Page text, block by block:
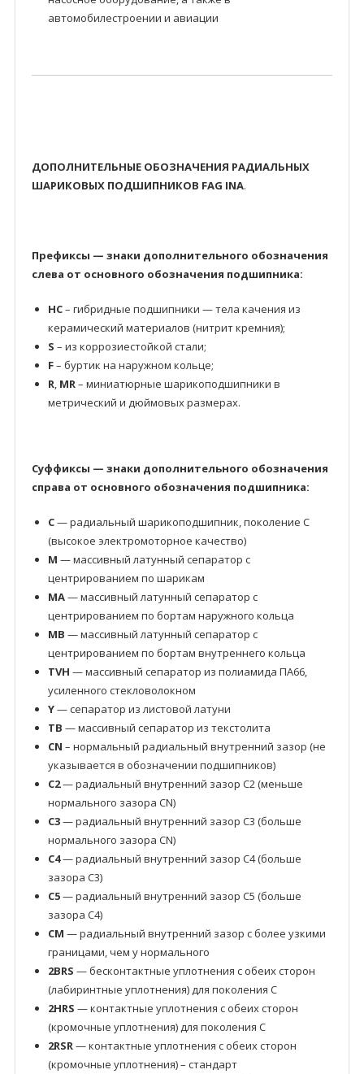
автомобилестроении и авиации
ДОПОЛНИТЕЛЬНЫЕ ОБОЗНАЧЕНИЯ РАДИАЛЬНЫХ
ШАРИКОВЫХ ПОДШИПНИКОВ FAG INA.
Префиксы — знаки дополнительного обозначения
слева от основного обозначения подшипника:
HC– гибридные подшипники — тела качения из
керамический материалов (нитрит кремния);
S – из коррозиестойкой стали;
F– буртик на наружном кольце;
R, MR– миниатюрные шарикоподшипники в
метрический и дюймовых размерах.
Суффиксы — знаки дополнительного обозначения
справа от основного обозначения подшипника:
C— радиальный шарикоподшипник, поколение C
(высокое электромоторное качество)
M — массивный латунный сепаратор с
центрированием по шарикам
MA— массивный латунный сепаратор с
центрированием по бортам наружного кольца
MB — массивный латунный сепаратор с
центрированием по бортам внутреннего кольца
TVH — массивный сепаратор из полиамида ПА66,
усиленного стекловолокном
Y— сепаратор из листовой латуни
TB — массивный сепаратор из текстолита
CN – нормальный радиальный внутренний зазор (не
указывается в обозначении подшипников)
C2— радиальный внутренний зазор C2 (меньше
нормального зазора CN)
C3— радиальный внутренний зазор C3 (больше
нормального зазора CN)
C4— радиальный внутренний зазор C4 (больше
зазора C3)
C5— радиальный внутренний зазор C5 (больше
зазора C4)
CM — радиальный внутренний зазор с более узкими
границами, чем у нормального
2BRS — бесконтактные уплотнения с обеих сторон
(лабиринтные уплотнения) для поколения C
2HRS — контактные уплотнения с обеих сторон
(кромочные уплотнения) для поколения C
2RSR— контактные уплотнения с обеих сторон
(кромочные уплотнения) – стандарт